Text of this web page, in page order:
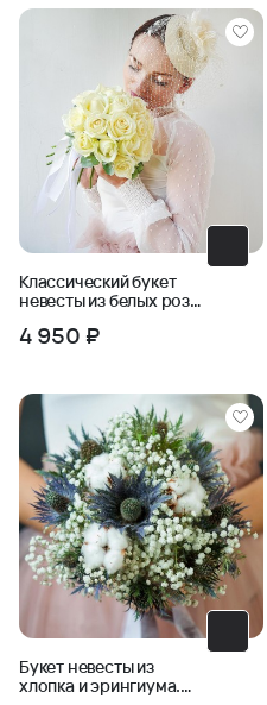
Классический букет
невесты из белых роз
4 950 ₽
Букет невесты из
хлопка и эрингиума.